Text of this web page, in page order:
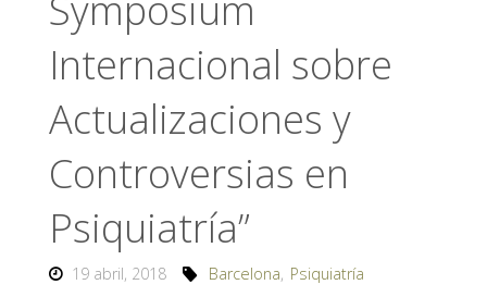
Internacional sobre
Actualizaciones y
Controversias en
Psiquiatría”
19 abril, 2018 Barcelona, Psiquiatría